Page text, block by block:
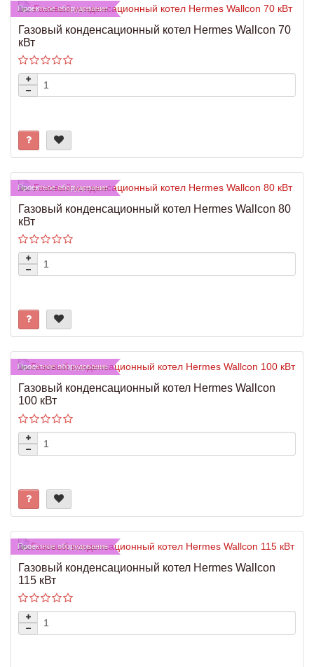
Проектное оборудование
Газовый конденсационный котел Hermes Wallcon 70
кВт
Проектное оборудование
Газовый конденсационный котел Hermes Wallcon 80
кВт
Проектное оборудование
Газовый конденсационный котел Hermes Wallcon
100 кВт
Проектное оборудование
Газовый конденсационный котел Hermes Wallcon
115 кВт